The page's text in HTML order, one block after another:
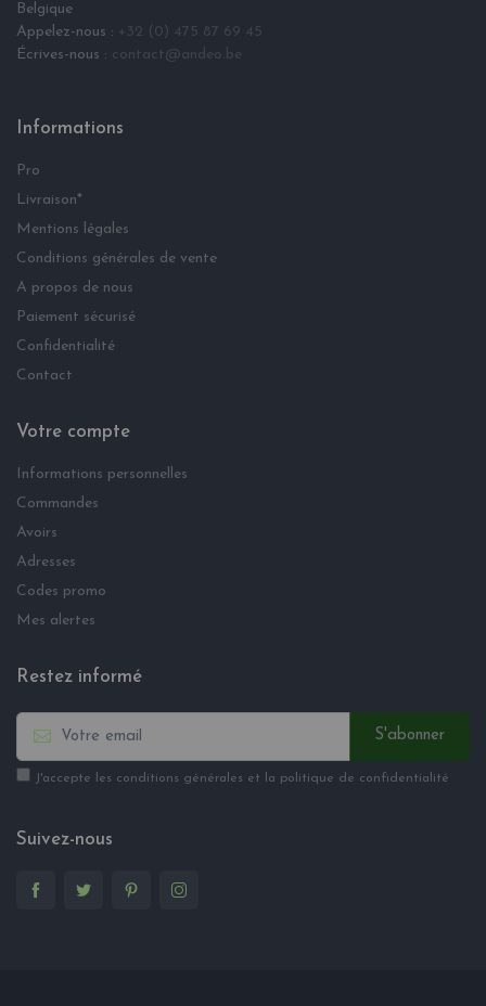
Belgique
Appelez-nous : +32 (0) 475 87 69 45
Écrives-nous : contact@andeo.be
Informations
Pro
Livraison*
Mentions légales
Conditions générales de vente
A propos de nous
Paiement sécurisé
Confidentialité
Contact
Votre compte
Informations personnelles
Commandes
Avoirs
Adresses
Codes promo
Mes alertes
Restez informé
S'abonner
J'accepte les conditions générales et la politique de confidentialité
Suivez-nous